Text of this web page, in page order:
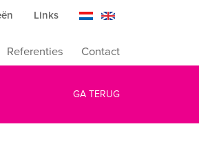
Links
Referenties Contact
GA TERUG